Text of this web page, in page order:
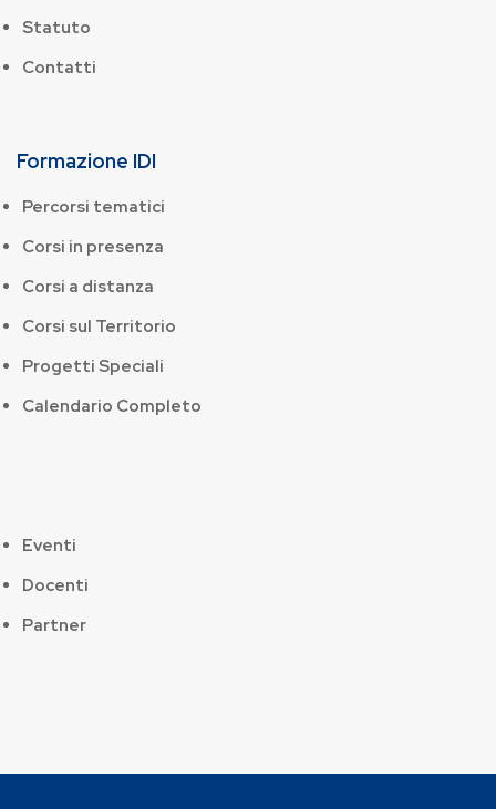
Statuto
Contatti
Formazione IDI
Percorsi tematici
Corsi in presenza
Corsi a distanza
Corsi sul Territorio
Progetti Speciali
Calendario Completo
Eventi
Docenti
Partner